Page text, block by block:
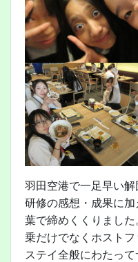
羽田空港で一足早い
研修の感想・成果に
葉で締めくくりまし
乗だけでなくホスト
ステイ全般にわたっ